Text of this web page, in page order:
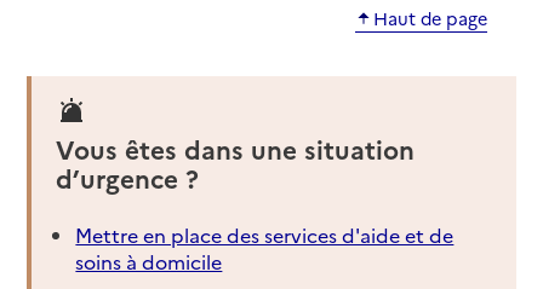
Haut de page
Vous êtes dans une situation
d’urgence ?
Mettre en place des services d'aide et de
soins à domicile